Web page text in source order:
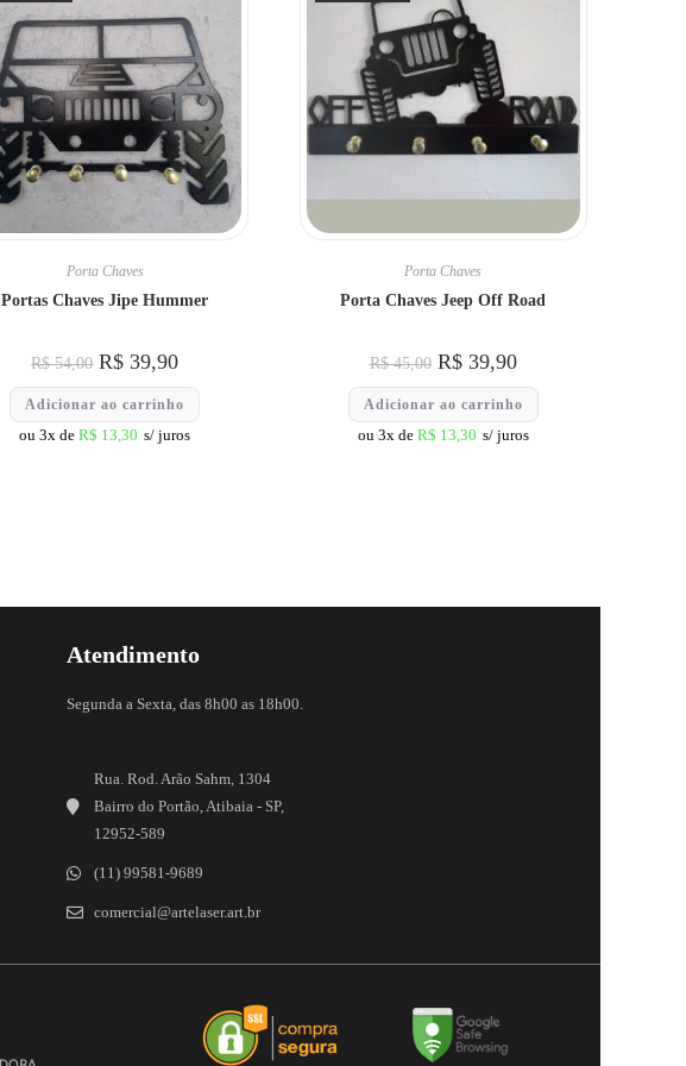
Porta Chaves
Portas Chaves Jipe Hummer
R$54,00 R$ 39,90
Adicionar ao carrinho
ou 3x deR$ 13,30 s/ juros
Porta Chaves
Porta Chaves Jeep Off Road
R$45,00 R$39,90
Adicionar ao carrinho
ou 3x de R$ 13,30 s/ juros
Atendimento
Segunda a Sexta, das 8h00 as 18h00.
Rua. Rod. Arão Sahm, 1304
Bairro do Portão, Atibaia - SP,
12952-589
(11) 99581-9689
comercial@artelaser.art.br